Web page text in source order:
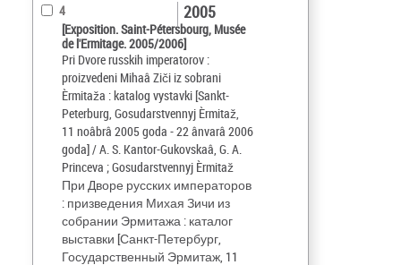
4
[Exposition. Saint-Pétersbourg, Musée
de l'Ermitage. 2005/2006]
Pri Dvore russkih imperatorov :
proizvedeni Mihaâ Ziči iz sobrani
Èrmitaža : katalog vystavki [Sankt-
Peterburg, Gosudarstvennyj Èrmitaž,
11 noâbrâ 2005 goda - 22 ânvarâ 2006
goda] / A. S. Kantor-Gukovskaâ, G. A.
Princeva ; Gosudarstvennyj Èrmitaž
При Дворе русских императоров
: призведения Михая Зичи из
собрании Эрмитажа : каталог
выставки [Санкт-Петербург,
Государственный Эрмитаж, 11
2005